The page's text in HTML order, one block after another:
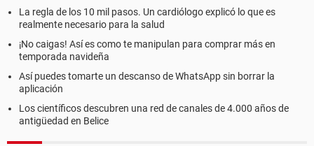
La regla de los 10 mil pasos. Un cardiólogo explicó lo que es
realmente necesario para la salud
¡No caigas! Así es como te manipulan para comprar más en
temporada navideña
Así puedes tomarte un descanso de WhatsApp sin borrar la
aplicación
Los científicos descubren una red de canales de 4.000 años de
antigüedad en Belice